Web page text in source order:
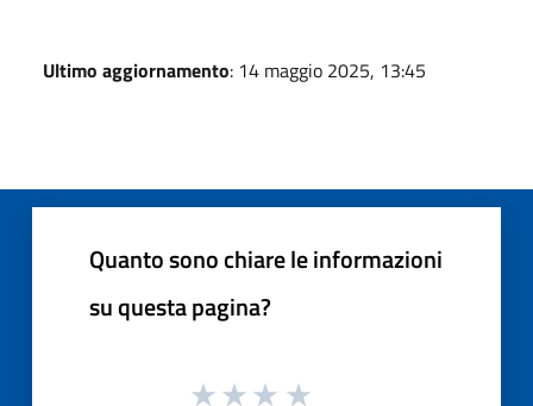
Ultimo aggiornamento: 14 maggio 2025, 13:45
Quanto sono chiare le informazioni
su questa pagina?